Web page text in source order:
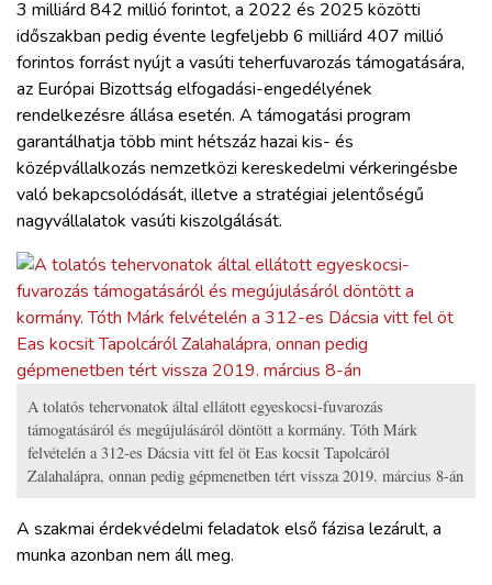
3 milliárd 842 millió forintot, a 2022 és 2025 közötti
időszakban pedig évente legfeljebb 6 milliárd 407 millió
forintos forrást nyújt a vasúti teherfuvarozás támogatására,
az Európai Bizottság elfogadási-engedélyének
rendelkezésre állása esetén. A támogatási program
garantálhatja több mint hétszáz hazai kis- és
középvállalkozás nemzetközi kereskedelmi vérkeringésbe
való bekapcsolódását, illetve a stratégiai jelentőségű
nagyvállalatok vasúti kiszolgálását.
A tolatós tehervonatok által ellátott egyeskocsi-fuvarozás
támogatásáról és megújulásáról döntött a kormány. Tóth Márk
felvételén a 312-es Dácsia vitt fel öt Eas kocsit Tapolcáról
Zalahalápra, onnan pedig gépmenetben tért vissza 2019. március 8-án
A szakmai érdekvédelmi feladatok első fázisa lezárult, a
munka azonban nem áll meg.